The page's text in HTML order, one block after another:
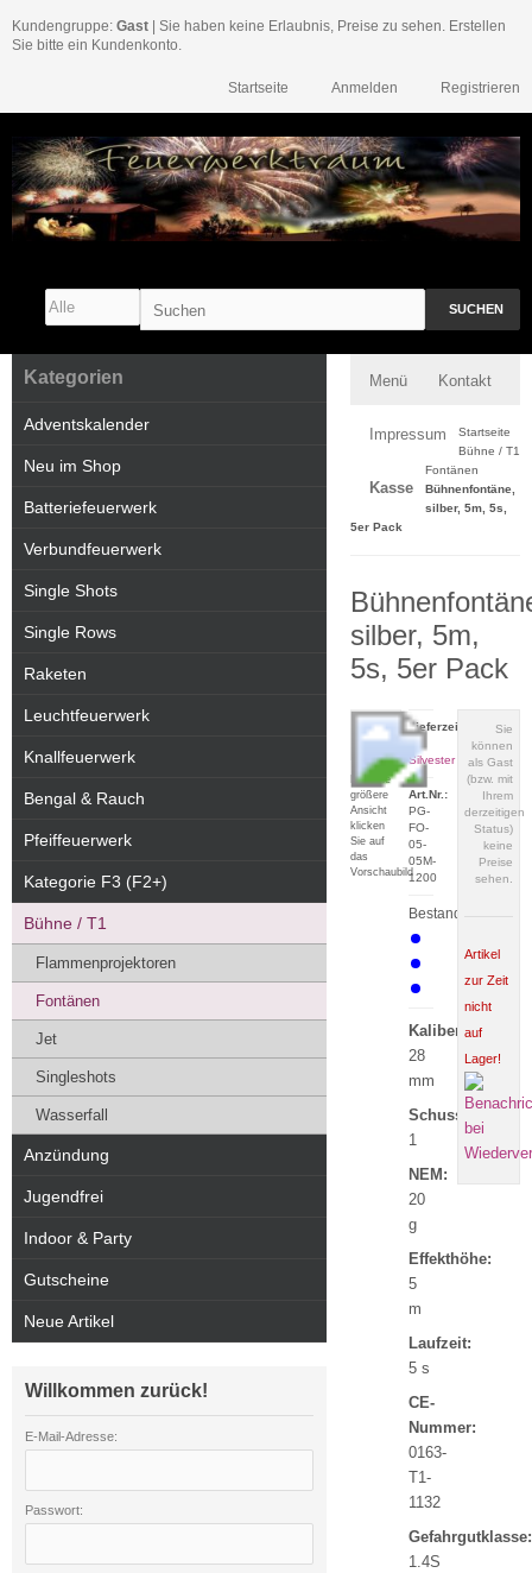
Kundengruppe: Gast | Sie haben keine Erlaubnis, Preise zu sehen. Erstellen
Sie bitte ein Kundenkonto.
Registrieren
Anmelden
Startseite
SUCHEN
Menü Kontakt
Impressum
Kasse
Startseite
Bühne / T1
Fontänen
Bühnenfontäne,
silber, 5m, 5s,
5er Pack
silber, 5m,
5s, 5er Pack
Für eine
größere
Ansicht
klicken
Sie auf
das
Vorschaubild
Sie
können
als Gast
(bzw. mit
Ihrem
derzeitigen
Status)
keine
Preise
sehen.
Artikel
zur Zeit
nicht
auf
Lager!
Lieferzeit:
zu
Silvester
Art.Nr.:
PG-
FO-
05-
05M-
1200
Bestand:
Kaliber:
28
mm
Schuss:
1
NEM:
20
g
Effekthöhe:
5
m
Laufzeit:
5 s
CE-
Nummer:
0163-
T1-
1132
Gefahrgutklasse:
1.4S
Kategorien
Adventskalender
Neu im Shop
Batteriefeuerwerk
Verbundfeuerwerk
Single Shots
Single Rows
Raketen
Leuchtfeuerwerk
Knallfeuerwerk
Bengal & Rauch
Pfeiffeuerwerk
Kategorie F3 (F2+)
Bühne / T1
Flammenprojektoren
Fontänen
Jet
Singleshots
Wasserfall
Anzündung
Jugendfrei
Indoor & Party
Gutscheine
Neue Artikel
Willkommen zurück!
E-Mail-Adresse:
Passwort: